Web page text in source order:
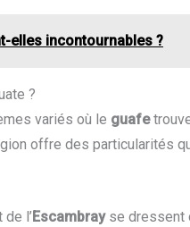
elles incontournables ?
?
variés où le guafe
offre des particularités
de l’ Escambrayse dressent